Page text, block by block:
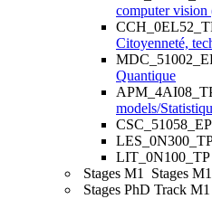
computer
Citoyenneté,
Quantique
models/
CSC_51058_EP
LES_0N300_TP
LIT_0N100_TP
Stages M1 Stages
Stages PhD Track M1